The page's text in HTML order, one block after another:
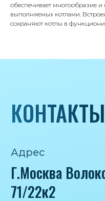
обеспечивает многообразие
выполняемых котлами.
сохраняют котлы в
Почта